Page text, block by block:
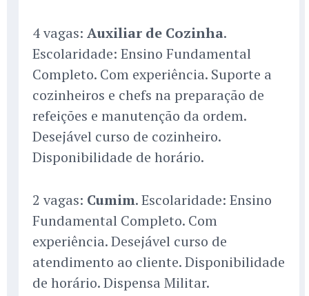
4 vagas: Auxiliar de Cozinha.
Escolaridade: Ensino Fundamental
Completo. Com experiência. Suporte a
cozinheiros e chefs na preparação de
refeições e manutenção da ordem.
Desejável curso de cozinheiro.
Disponibilidade de horário.
2 vagas: Cumim. Escolaridade: Ensino
Fundamental Completo. Com
experiência. Desejável curso de
atendimento ao cliente. Disponibilidade
de horário. Dispensa Militar.